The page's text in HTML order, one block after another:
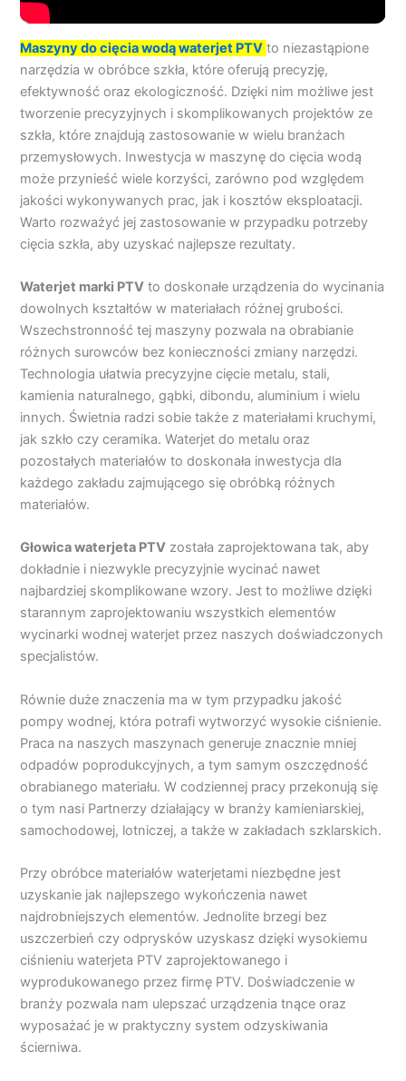
Maszyny do cięcia wodą waterjet PTV to niezastąpione
narzędzia w obróbce szkła, które oferują precyzję,
efektywność oraz ekologiczność. Dzięki nim możliwe jest
tworzenie precyzyjnych i skomplikowanych projektów ze
szkła, które znajdują zastosowanie w wielu branżach
przemysłowych. Inwestycja w maszynę do cięcia wodą
może przynieść wiele korzyści, zarówno pod względem
jakości wykonywanych prac, jak i kosztów eksploatacji.
Warto rozważyć jej zastosowanie w przypadku potrzeby
cięcia szkła, aby uzyskać najlepsze rezultaty.
Waterjet marki PTV to doskonałe urządzenia do wycinania
dowolnych kształtów w materiałach różnej grubości.
Wszechstronność tej maszyny pozwala na obrabianie
różnych surowców bez konieczności zmiany narzędzi.
Technologia ułatwia precyzyjne cięcie metalu, stali,
kamienia naturalnego, gąbki, dibondu, aluminium i wielu
innych. Świetnia radzi sobie także z materiałami kruchymi,
jak szkło czy ceramika. Waterjet do metalu oraz
pozostałych materiałów to doskonała inwestycja dla
każdego zakładu zajmującego się obróbką różnych
materiałów.
Głowica waterjeta PTV została zaprojektowana tak, aby
dokładnie i niezwykle precyzyjnie wycinać nawet
najbardziej skomplikowane wzory. Jest to możliwe dzięki
starannym zaprojektowaniu wszystkich elementów
wycinarki wodnej waterjet przez naszych doświadczonych
specjalistów.
Równie duże znaczenia ma w tym przypadku jakość
pompy wodnej, która potrafi wytworzyć wysokie ciśnienie.
Praca na naszych maszynach generuje znacznie mniej
odpadów poprodukcyjnych, a tym samym oszczędność
obrabianego materiału. W codziennej pracy przekonują się
o tym nasi Partnerzy działający w branży kamieniarskiej,
samochodowej, lotniczej, a także w zakładach szklarskich.
Przy obróbce materiałów waterjetami niezbędne jest
uzyskanie jak najlepszego wykończenia nawet
najdrobniejszych elementów. Jednolite brzegi bez
uszczerbień czy odprysków uzyskasz dzięki wysokiemu
ciśnieniu waterjeta PTV zaprojektowanego i
wyprodukowanego przez firmę PTV. Doświadczenie w
branży pozwala nam ulepszać urządzenia tnące oraz
wyposażać je w praktyczny system odzyskiwania
ścierniwa.